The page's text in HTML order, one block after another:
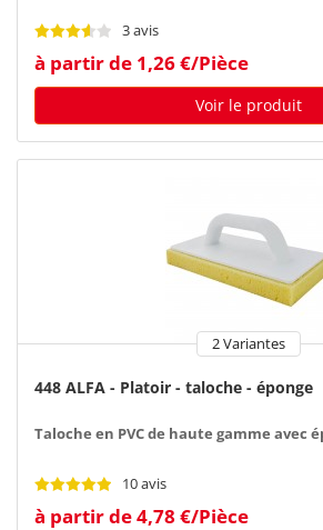
3 avis
à partir de 1,26 €/Pièce
Voir le produit
2 Variantes
448 ALFA - Platoir - taloche - éponge
Taloche en PVC de haute gamme avec
10 avis
à partir de 4,78 €/Pièce